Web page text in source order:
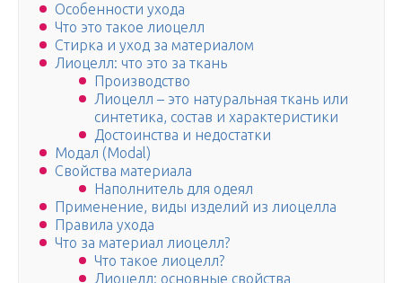
Особенности ухода
Что это такое лиоцелл
Стирка и уход за материалом
Лиоцелл: что это за ткань
Производство
Лиоцелл – это натуральная ткань или
синтетика, состав и характеристики
Достоинства и недостатки
Модал (Modal)
Свойства материала
Наполнитель для одеял
Применение, виды изделий из лиоцелла
Правила ухода
Что за материал лиоцелл?
Что такое лиоцелл?
Лиоцелл: основные свойства